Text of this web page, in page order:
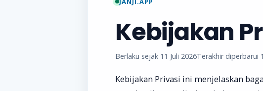
Kebijakan
Berlaku sejak 11 Juli 2026Terakhir diperbarui
Kebijakan Privasi ini menjelaskan